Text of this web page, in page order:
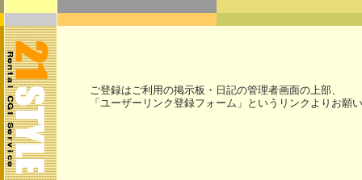
ご登録はご利用の掲示板・日記の管理者画面の上部、
「ユーザーリンク登録フォーム」というリンクよりお願